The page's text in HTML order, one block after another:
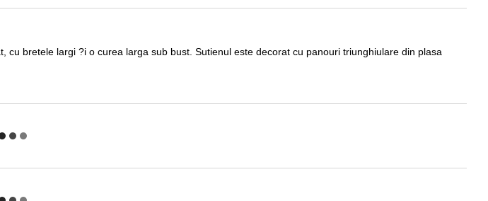
bretele largi ?i o curea larga sub bust. Sutienul este decorat cu panouri triunghiulare din plasa